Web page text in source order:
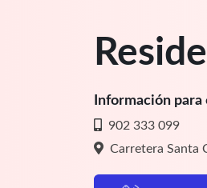
Información
902 333 099
Carretera Santa